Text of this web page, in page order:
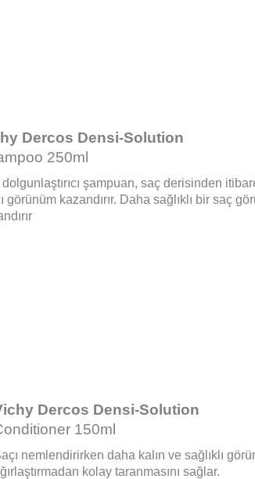
Dercos Densi-Solution
250ml
şampuan, saç derisinden
görünüm kazandırır. Daha sağlıklı bir saç
Dercos Densi-Solution
150ml
nemlendirirken daha kalın ve sağlıklı
kolay taranmasını sağlar.